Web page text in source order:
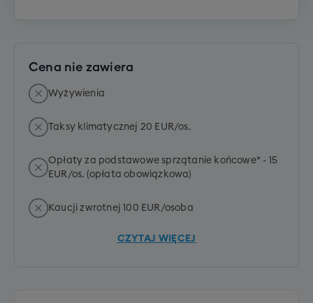
Cena nie zawiera
Wyżywienia
Taksy klimatycznej 20 EUR/os.
Opłaty za podstawowe sprzątanie końcowe* - 15
EUR/os. (opłata obowiązkowa)
Kaucji zwrotnej 100 EUR/osoba
CZYTAJ WIĘCEJ